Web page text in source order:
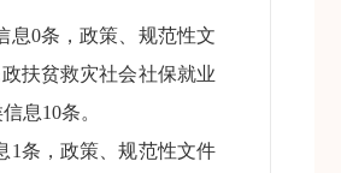
息0条，政策、规范性文
扶贫救灾社会社保就业
息10条。
1条，政策、规范性文件